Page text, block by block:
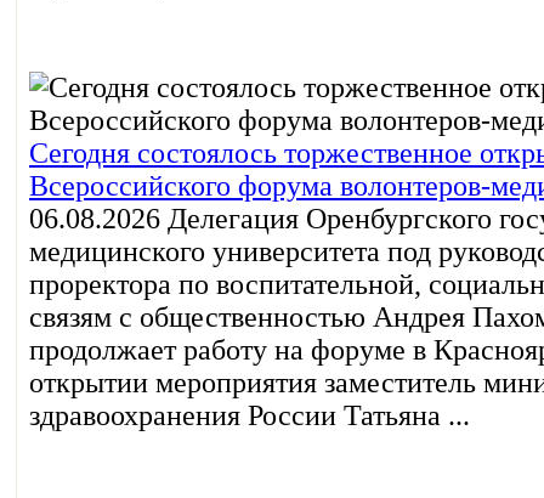
Сегодня состоялось торжественное
Всероссийского форума волонтеров-
06.08.2026 Делегация Оренбургского
медицинского университета под
проректора по воспитательной,
связям с общественностью Андрея
продолжает работу на форуме в
открытии мероприятия заместитель
здравоохранения России Татьяна ...